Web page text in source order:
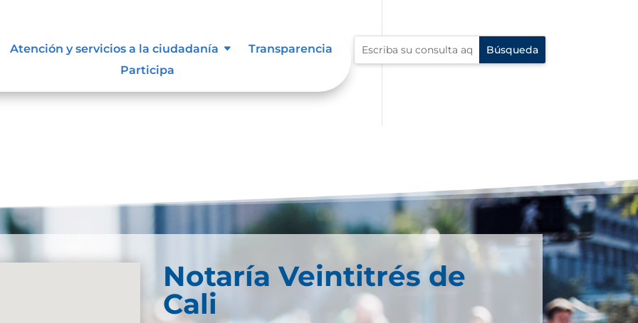
Atención y servicios a la ciudadanía
Transparencia
Participa
manuales
Notaría Veintitrés de
Cali